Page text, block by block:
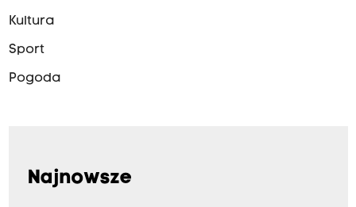
Kultura
Sport
Pogoda
Najnowsze